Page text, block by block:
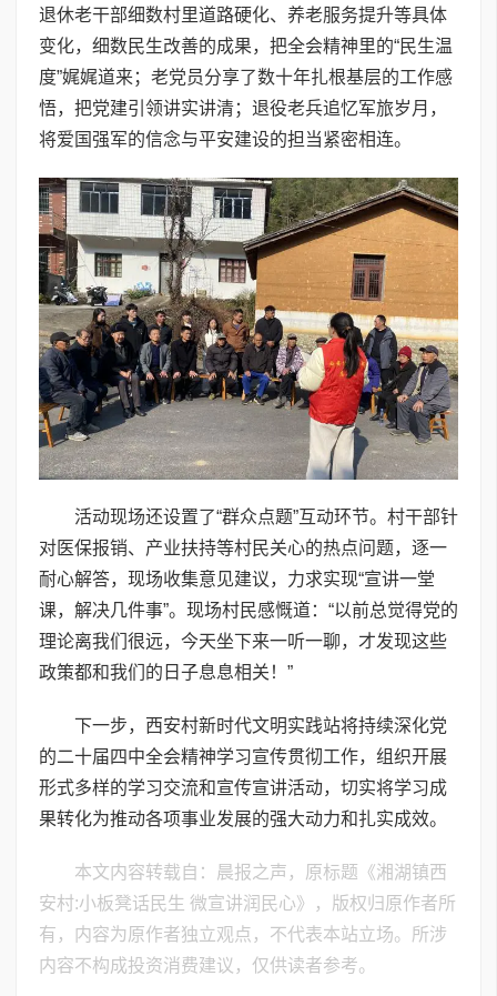
退休老干部细数村里道路硬化、养老服务提升等具体
变化，细数民生改善的成果，把全会精神里的“民生温
度”娓娓道来；老党员分享了数十年扎根基层的工作感
悟，把党建引领讲实讲清；退役老兵追忆军旅岁月，
将爱国强军的信念与平安建设的担当紧密相连。
活动现场还设置了“群众点题”互动环节。村干部针
对医保报销、产业扶持等村民关心的热点问题，逐一
耐心解答，现场收集意见建议，力求实现“宣讲一堂
课，解决几件事”。现场村民感慨道：“以前总觉得党的
理论离我们很远，今天坐下来一听一聊，才发现这些
政策都和我们的日子息息相关！”
下一步，西安村新时代文明实践站将持续深化党
的二十届四中全会精神学习宣传贯彻工作，组织开展
形式多样的学习交流和宣传宣讲活动，切实将学习成
果转化为推动各项事业发展的强大动力和扎实成效。
本文内容转载自：晨报之声，原标题《湘湖镇西
安村:小板凳话民生 微宣讲润民心》，版权归原作者所
有，内容为原作者独立观点，不代表本站立场。所涉
内容不构成投资消费建议，仅供读者参考。